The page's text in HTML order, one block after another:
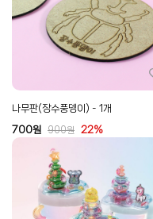
나무판(장수풍뎅이) - 1개
700원 900원 22%